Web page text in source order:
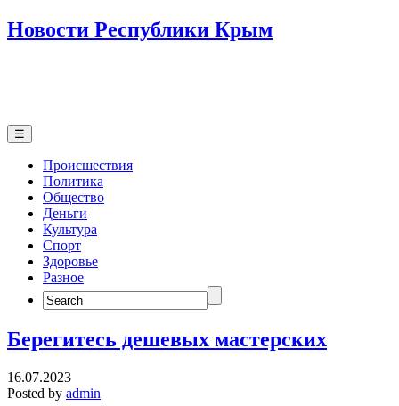
Новости Республики Крым
☰
Происшествия
Политика
Общество
Деньги
Культура
Спорт
Здоровье
Разное
Search
for:
Берегитесь дешевых мастерских
16.07.2023
Posted by admin